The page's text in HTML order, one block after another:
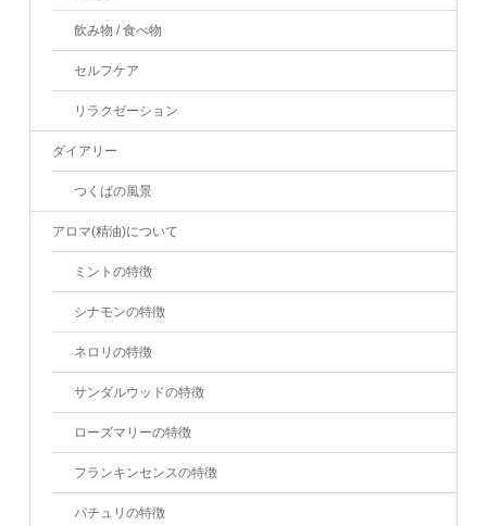
飲み物 / 食べ物
セルフケア
リラクゼーション
ダイアリー
つくばの風景
アロマ(精油)について
ミントの特徴
シナモンの特徴
ネロリの特徴
サンダルウッドの特徴
ローズマリーの特徴
フランキンセンスの特徴
パチュリの特徴